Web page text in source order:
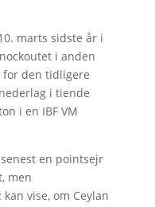
marts sidste år i
i anden
den tidligere
i tiende
i en IBF VM
en pointsejr
men
vise, om Ceylan